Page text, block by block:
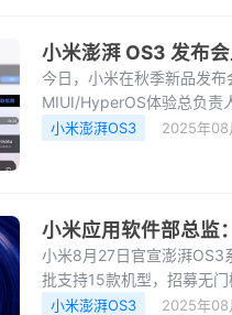
小米澎湃 OS3 发布
今日，小米在秋季新品发布
MIUI/HyperOS体验总负责
商，其独创的“小米超级岛
小米澎湃OS3 2025年08
小米应用软件部总监
小米8月27日官宣澎湃OS3
批支持15款机型，招募无
心目标，围绕AI生
小米澎湃OS3 2025年08